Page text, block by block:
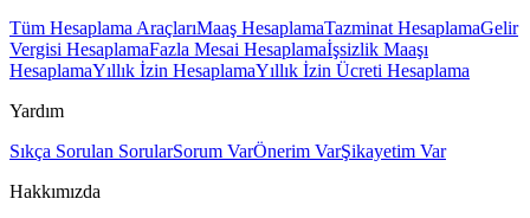
Tüm Hesaplama AraçlarıMaaş HesaplamaTazminat HesaplamaGelir
Vergisi HesaplamaFazla Mesai Hesaplamaİşsizlik Maaşı
HesaplamaYıllık İzin HesaplamaYıllık İzin Ücreti Hesaplama
Yardım
Sıkça Sorulan SorularSorum VarÖnerim VarŞikayetim Var
Hakkımızda